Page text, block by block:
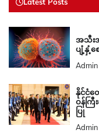
Latest Posts
အသီး
ပျံ့နှံ့စ
Admin
နိုင်ငံတ
ဝန်ကြီ
ပြု
Admin